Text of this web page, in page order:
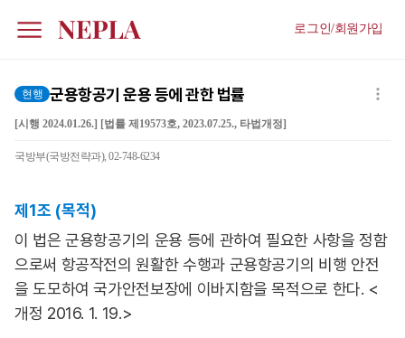
로그인/회원가입
현행 군용항공기 운용 등에 관한 법률
[시행 2024.01.26.] [법률 제19573호, 2023.07.25., 타법개정]
국방부(국방전략과), 02-748-6234
제1조 (목적)
이 법은 군용항공기의 운용 등에 관하여 필요한 사항을 정함
으로써 항공작전의 원활한 수행과 군용항공기의 비행 안전
을 도모하여 국가안전보장에 이바지함을 목적으로 한다. <
개정 2016. 1. 19.>